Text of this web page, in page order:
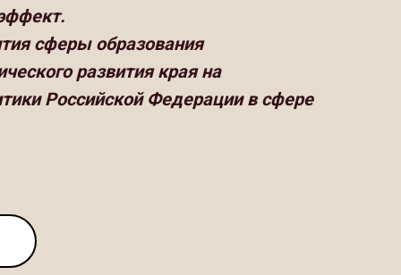
сферы образования
развития края на
Российской Федерации в сфере